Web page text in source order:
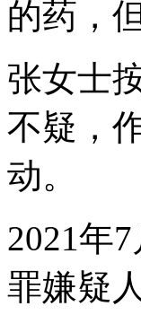
的药，
张女士
不疑，
动。
2021年
罪嫌疑